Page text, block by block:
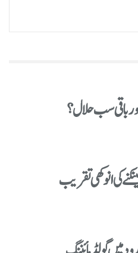
باقی سب حلال؟
کی انوکھی تقریب